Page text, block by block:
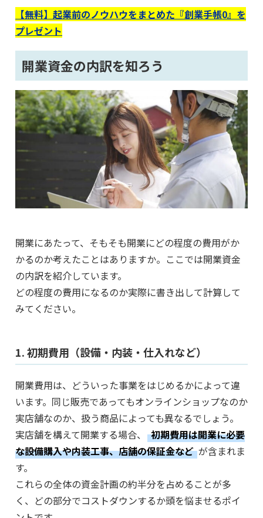
【無料】起業前のノウハウをまとめた『創業手帳0』を
プレゼント
開業資金の内訳を知ろう
開業にあたって、そもそも開業にどの程度の費用がか
かるのか考えたことはありますか。ここでは開業資金
の内訳を紹介しています。
どの程度の費用になるのか実際に書き出して計算して
みてください。
1. 初期費用（設備・内装・仕入れなど）
開業費用は、どういった事業をはじめるかによって違
います。同じ販売であってもオンラインショップなのか
実店舗なのか、扱う商品によっても異なるでしょう。
実店舗を構えて開業する場合、
初期費用は開業に必要
な設備購入や内装工事、店舗の保証金など が含まれま
す。
これらの全体の資金計画の約半分を占めることが多
く、どの部分でコストダウンするか頭を悩ませるポイ